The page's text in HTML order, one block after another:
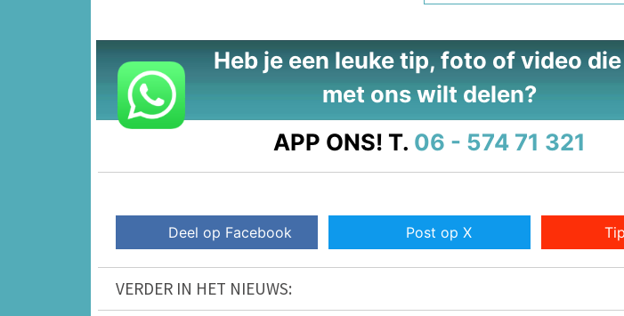
Heb je een leuke tip, foto of video
met ons wilt delen?
APP ONS! T. 06 - 574 71 321
Deel op Facebook Post op X
VERDER IN HET NIEUWS: